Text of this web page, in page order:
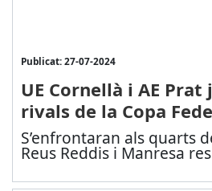
Publicat: 27-07-2024
UE Cornellà i AE
rivals de la Copa
S’enfrontaran als quarts
Reus Reddis i Manresa